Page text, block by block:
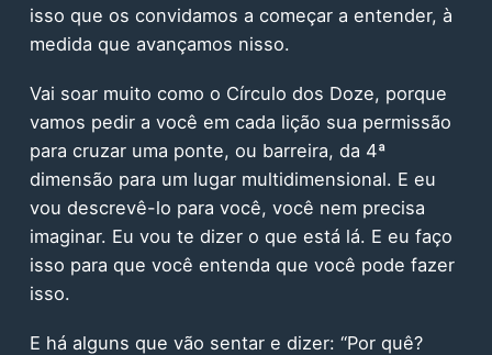
isso que os convidamos a começar a entender, à
medida que avançamos nisso.
Vai soar muito como o Círculo dos Doze, porque
vamos pedir a você em cada lição sua permissão
para cruzar uma ponte, ou barreira, da 4ª
dimensão para um lugar multidimensional. E eu
vou descrevê-lo para você, você nem precisa
imaginar. Eu vou te dizer o que está lá. E eu faço
isso para que você entenda que você pode fazer
isso.
E há alguns que vão sentar e dizer: “Por quê?